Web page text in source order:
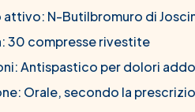
attivo: N-Butilbromuro di
30 compresse rivestite
Antispastico per dolori
Orale, secondo la